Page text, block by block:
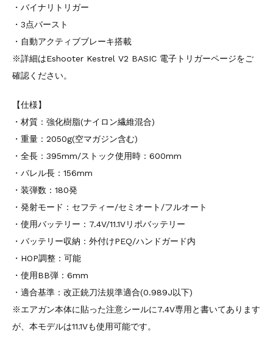
・バイナリトリガー
・3点バースト
・自動アクティブブレーキ搭載
※詳細はEshooter Kestrel V2 BASIC 電子トリガーページをご
確認ください。
【仕様】
・材質：強化樹脂(ナイロン繊維混合)
・重量：2050g(空マガジン含む)
・全長：395mm/ストック使用時：600mm
・バレル長：156mm
・装弾数：180発
・発射モード：セフティー/セミオート/フルオート
・使用バッテリー：7.4V/11.1Vリポバッテリー
・バッテリー収納：外付けPEQ/ハンドガード内
・HOP調整：可能
・使用BB弾：6mm
・適合基準：改正銃刀法規準適合(0.989J以下)
※エアガン本体に貼った注意シールに7.4V専用と書いてあります
が、本モデルは11.1Vも使用可能です。